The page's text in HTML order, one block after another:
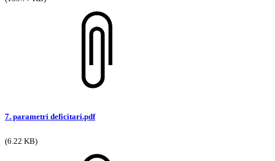
7. parametri deficitari.pdf
(6.22 KB)